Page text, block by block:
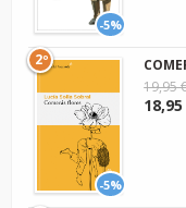
-5%
-5%
2º
19,95